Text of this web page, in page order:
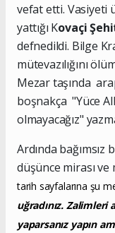
vefat etti. Vasiyeti
yattığı Kovaçi
defnedildi. Bilge
mütevazılığını
Mezar taşında
boşnakça "Yüce
olmayacağız"
Ardında
düşünce mirası
tarih sayfalarına şu
uğradınız.
yaparsanız yapın